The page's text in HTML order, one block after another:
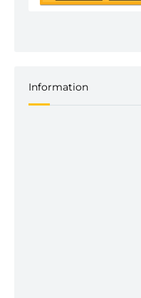
Information